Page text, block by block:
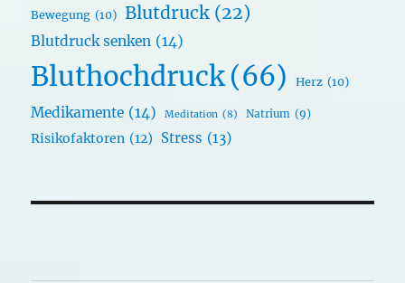
Bewegung (10) Blutdruck (22)
Blutdruck senken (14)
Bluthochdruck(66) Herz (10)
Medikamente (14) Meditation (8) Natrium (9)
Risikofaktoren (12) Stress (13)